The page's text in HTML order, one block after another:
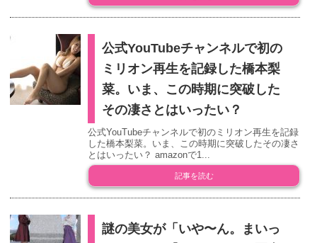
公式YouTubeチャンネルで初の
ミリオン再生を記録した橋本梨
菜。いま、この時期に突破した
その凄さとはいったい？
公式YouTubeチャンネルで初のミリオン再生を記録
した橋本梨菜。いま、この時期に突破したその凄さ
とはいったい？ amazonで1...
記事を読む
謎の美女が「いや〜ん。まいっ